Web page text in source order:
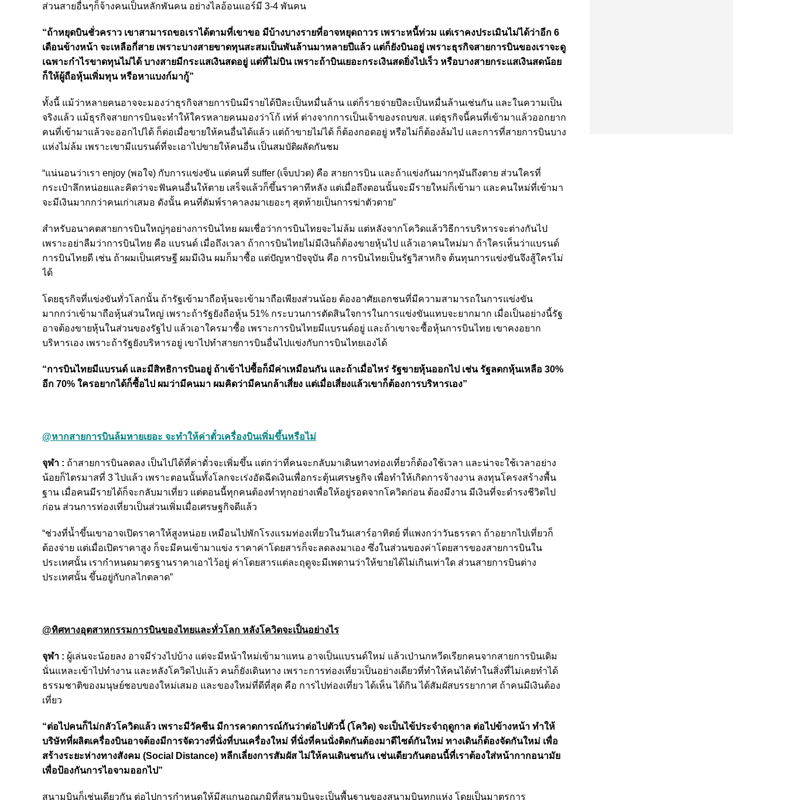
ส่วนสายอื่นๆก็จ้างคนเป็นหลักพันคน อย่างไลอ้อนแอร์มี 3-4 พันคน
“ถ้าหยุดบินชั่วคราว เขาสามารถขอเราได้ตามที่เขาขอ มีบ้างบางรายที่อาจหยุดถาวร เพราะหนี้ท่วม แต่เราคงประเมินไม่ได้ว่าอีก 6
เดือนข้างหน้า จะเหลือกี่สาย เพราะบางสายขาดทุนสะสมเป็นพันล้านมาหลายปีแล้ว แต่ก็ยังบินอยู่ เพราะธุรกิจสายการบินของเราจะดู
เฉพาะกำไรขาดทุนไม่ได้ บางสายมีกระแสเงินสดอยู่ แต่ที่ไม่บิน เพราะถ้าบินเยอะกระเงินสดยิ่งไปเร็ว หรือบางสายกระแสเงินสดน้อย
ก็ให้ผู้ถือหุ้นเพิ่มทุน หรือหาแบงก์มากู้”
ทั้งนี้ แม้ว่าหลายคนอาจจะมองว่าธุรกิจสายการบินมีรายได้ปีละเป็นหมื่นล้าน แต่ก็รายจ่ายปีละเป็นหมื่นล้านเช่นกัน และในความเป็น
จริงแล้ว แม้ธุรกิจสายการบินจะทำให้ใครหลายคนมองว่าโก้ เท่ห์ ต่างจากการเป็นเจ้าของรถบขส. แต่ธุรกิจนี้คนที่เข้ามาแล้วออกยาก
คนที่เข้ามาแล้วจะออกไปได้ ก็ต่อเมื่อขายให้คนอื่นได้แล้ว แต่ถ้าขายไม่ได้ ก็ต้องกอดอยู่ หรือไม่ก็ต้องล้มไป และการที่สายการบินบาง
แห่งไม่ล้ม เพราะเขามีแบรนด์ที่จะเอาไปขายให้คนอื่น เป็นสมบัติผลัดกันชม
“แน่นอนว่าเรา enjoy (พอใจ) กับการแข่งขัน แต่คนที่ suffer (เจ็บปวด) คือ สายการบิน และถ้าแข่งกันมากๆมันถึงตาย ส่วนใครที่
กระเป๋าลึกหน่อยและคิดว่าจะฟันคนอื่นให้ตาย เสร็จแล้วก็ขึ้นราคาทีหลัง แต่เมื่อถึงตอนนั้นจะมีรายใหม่ก็เข้ามา และคนใหม่ที่เข้ามา
จะมีเงินมากกว่าคนเก่าเสมอ ดังนั้น คนที่ดัมพ์ราคาลงมาเยอะๆ สุดท้ายเป็นการฆ่าตัวตาย”
สำหรับอนาคตสายการบินใหญ่ๆอย่างการบินไทย ผมเชื่อว่าการบินไทยจะไม่ล้ม แต่หลังจากโควิดแล้ววิธีการบริหารจะต่างกันไป
เพราะอย่าลืมว่าการบินไทย คือ แบรนด์ เมื่อถึงเวลา ถ้าการบินไทยไม่มีเงินก็ต้องขายหุ้นไป แล้วเอาคนใหม่มา ถ้าใครเห็นว่าแบรนด์
การบินไทยดี เช่น ถ้าผมเป็นเศรษฐี ผมมีเงิน ผมก็มาซื้อ แต่ปัญหาปัจจุบัน คือ การบินไทยเป็นรัฐวิสาหกิจ ต้นทุนการแข่งขันจึงสู้ใครไม่
ได้
โดยธุรกิจที่แข่งขันทั่วโลกนั้น ถ้ารัฐเข้ามาถือหุ้นจะเข้ามาถือเพียงส่วนน้อย ต้องอาศัยเอกชนที่มีความสามารถในการแข่งขัน
มากกว่าเข้ามาถือหุ้นส่วนใหญ่ เพราะถ้ารัฐยังถือหุ้น 51% กระบวนการตัดสินใจการในการแข่งขันแทบจะยากมาก เมื่อเป็นอย่างนี้รัฐ
อาจต้องขายหุ้นในส่วนของรัฐไป แล้วเอาใครมาซื้อ เพราะการบินไทยมีแบรนด์อยู่ และถ้าเขาจะซื้อหุ้นการบินไทย เขาคงอยาก
บริหารเอง เพราะถ้ารัฐยังบริหารอยู่ เขาไปทำสายการบินอื่นไปแข่งกับการบินไทยเองได้
“การบินไทยมีแบรนด์ และมีสิทธิการบินอยู่ ถ้าเข้าไปซื้อก็มีค่าเหมือนกัน และถ้าเมื่อไหร่ รัฐขายหุ้นออกไป เช่น รัฐลดกหุ้นเหลือ 30%
อีก 70% ใครอยากได้ก็ซื้อไป ผมว่ามีคนมา ผมคิดว่ามีคนกล้าเสี่ยง แต่เมื่อเสี่ยงแล้วเขาก็ต้องการบริหารเอง”
@หากสายการบินล้มหายเยอะ จะทำให้ค่าตั๋วเครื่องบินเพิ่มขึ้นหรือไม่
จุฬา : ถ้าสายการบินลดลง เป็นไปได้ที่ค่าตั๋วจะเพิ่มขึ้น แต่กว่าที่คนจะกลับมาเดินทางท่องเที่ยวก็ต้องใช้เวลา และน่าจะใช้เวลาอย่าง
น้อยก็ไตรมาสที่ 3 ไปแล้ว เพราะตอนนั้นทั้งโลกจะเร่งอัดฉีดเงินเพื่อกระตุ้นเศรษฐกิจ เพื่อทำให้เกิดการจ้างงาน ลงทุนโครงสร้างพื้น
ฐาน เมื่อคนมีรายได้ก็จะกลับมาเที่ยว แต่ตอนนี้ทุกคนต้องทำทุกอย่างเพื่อให้อยู่รอดจากโควิดก่อน ต้องมีงาน มีเงินที่จะดำรงชีวิตไป
ก่อน ส่วนการท่องเที่ยวเป็นส่วนเพิ่มเมื่อเศรษฐกิจดีแล้ว
“ช่วงที่น้ำขึ้นเขาอาจเปิดราคาให้สูงหน่อย เหมือนไปพักโรงแรมท่องเที่ยวในวันเสาร์อาทิตย์ ที่แพงกว่าวันธรรดา ถ้าอยากไปเที่ยวก็
ต้องจ่าย แต่เมื่อเปิดราคาสูง ก็จะมีคนเข้ามาแข่ง ราคาค่าโดยสารก็จะลดลงมาเอง ซึ่งในส่วนของค่าโดยสารของสายการบินใน
ประเทศนั้น เรากำหนดมาตรฐานราคาเอาไว้อยู่ ค่าโดยสารแต่ละฤดูจะมีเพดานว่าให้ขายได้ไม่เกินเท่าใด ส่วนสายการบินต่าง
ประเทศนั้น ขึ้นอยู่กับกลไกตลาด”
@ทิศทางอุตสาหกรรมการบินของไทยและทั่วโลก หลังโควิดจะเป็นอย่างไร
จุฬา : ผู้เล่นจะน้อยลง อาจมีร่วงไปบ้าง แต่จะมีหน้าใหม่เข้ามาแทน อาจเป็นแบรนด์ใหม่ แล้วเป่านกหวีดเรียกคนจากสายการบินเดิม
นั่นแหละเข้าไปทำงาน และหลังโควิดไปแล้ว คนก็ยังเดินทาง เพราะการท่องเที่ยวเป็นอย่างเดียวที่ทำให้คนได้ทำในสิ่งที่ไม่เคยทำได้
ธรรมชาติของมนุษย์ชอบของใหม่เสมอ และของใหม่ที่ดีที่สุด คือ การไปท่องเที่ยว ได้เห็น ได้กิน ได้สัมผัสบรรยากาศ ถ้าคนมีเงินต้อง
เที่ยว
“ต่อไปคนก็ไม่กลัวโควิดแล้ว เพราะมีวัคซีน มีการคาดการณ์กันว่าต่อไปตัวนี้ (โควิด) จะเป็นไข้ประจำฤดูกาล ต่อไปข้างหน้า ทำให้
บริษัทที่ผลิตเครื่องบินอาจต้องมีการจัดวางที่นั่งที่บนเครื่องใหม่ ที่นั่งที่คนนั่งติดกันต้องมาดีไซด์กันใหม่ ทางเดินก็ต้องจัดกันใหม่ เพื่อ
สร้างระยะห่างทางสังคม (Social Distance) หลีกเลี่ยงการสัมผัส ไม่ให้คนเดินชนกัน เช่นเดียวกันตอนนี้ที่เราต้องใส่หน้ากากอนามัย
เพื่อป้องกันการไอจามออกไป”
สนามบินก็เช่นเดียวกัน ต่อไปการกำหนดให้มีสแกนอุณภูมิที่สนามบินจะเป็นพื้นฐานของสนามบินทุกแห่ง โดยเป็นมาตรการ